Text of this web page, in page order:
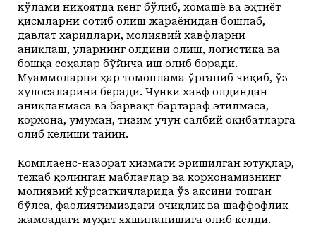
кўлами ниҳоятда кенг бўлиб, хомашё ва эҳтиёт
қисмларни сотиб олиш жараёнидан бошлаб,
давлат харидлари, молия­вий хавфларни
аниқлаш, уларнинг олдини олиш, логистика ва
бошқа соҳалар бўйича иш олиб боради.
Муаммоларни ҳар томонлама ўрганиб чиқиб, ўз
хулосаларини беради. Чунки хавф олдиндан
аниқланмаса ва барвақт бартараф этилмаса,
корхона, умуман, тизим учун салбий оқибатларга
олиб келиши тайин.
Комплаенс-назорат хизмати эришилган ютуқлар,
тежаб қолинган маблағлар ва корхонамизнинг
молиявий кўрсаткичларида ўз аксини топган
бўлса, фаолиятимиздаги очиқлик ва шаффофлик
жамоадаги муҳит яхшиланишига олиб келди.